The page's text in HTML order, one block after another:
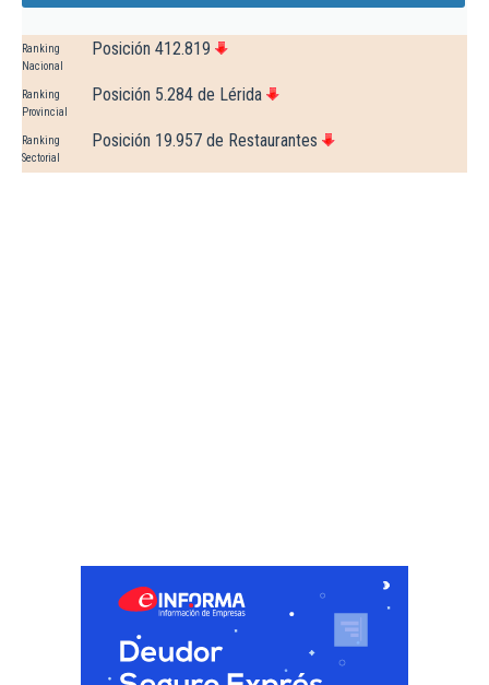
Ranking
Nacional
Posición 412.819
Ranking
Provincial
Posición 5.284 de Lérida
Ranking
Sectorial
Posición 19.957 de Restaurantes